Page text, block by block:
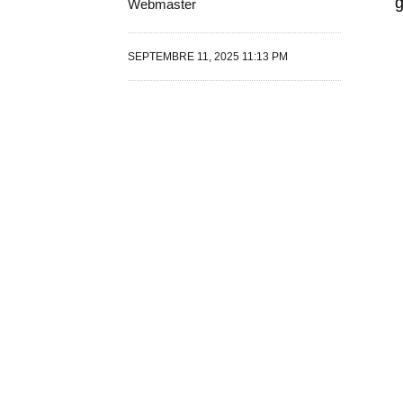
Webmaster
SEPTEMBRE 11, 2025 11:13 PM